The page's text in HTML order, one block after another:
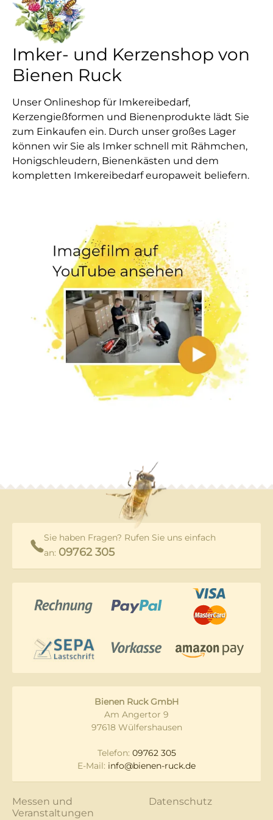
Imker- und Kerzenshop von
Bienen Ruck
Unser Onlineshop für Imkereibedarf,
Kerzengießformen und Bienenprodukte lädt Sie
zum Einkaufen ein. Durch unser großes Lager
können wir Sie als Imker schnell mit Rähmchen,
Honigschleudern, Bienenkästen und dem
kompletten Imkereibedarf europaweit beliefern.
Sie haben Fragen? Rufen Sie uns einfach
an: 09762 305
Bienen Ruck GmbH
Am Angertor 9
97618 Wülfershausen
Telefon: 09762 305
E-Mail: info@bienen-ruck.de
Messen und
Veranstaltungen
Datenschutz